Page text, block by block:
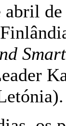
abril